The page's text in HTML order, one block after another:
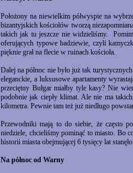
Położony na niewielkim półwyspie na
bizantyjskich kościołów tworzą
takich jak tu jeszcze nie widzieliśmy.
oferujących typowe badziewie, czyli
pięknie grał na flecie w ruinach kościoła.
Dalej na północ nie było już tak
eleganckie, a luksusowe apartamenty
przeciętny Bułgar miałby tyle kasy? Nie
podobnie jak ciepły klimat. Ale nie ma
kilometra. Pewnie tam też już niedługo
Przewodniki mają to do siebie, że często
niedziele, chcieliśmy pominąć to miasto. Bo
historii miasta obejmującej 6 tysięcy lat
Na północ od Warny